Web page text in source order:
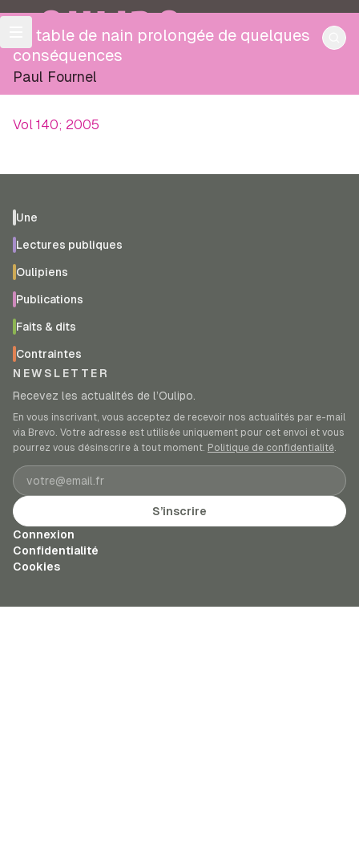
OULIPO
La table de nain prolongée de quelques
conséquences
Paul Fournel
Vol 140; 2005
Une
Lectures publiques
Oulipiens
Publications
Faits & dits
Contraintes
NEWSLETTER
Recevez les actualités de l’Oulipo.
En vous inscrivant, vous acceptez de recevoir nos actualités par e-mail
via Brevo. Votre adresse est utilisée uniquement pour cet envoi et vous
pourrez vous désinscrire à tout moment. Politique de confidentialité.
Adresse e-mail
S’inscrire
Connexion
Confidentialité
Cookies